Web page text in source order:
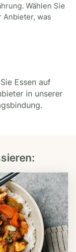
Wählen Sie
Anbieter, was
Essen auf
in unserer